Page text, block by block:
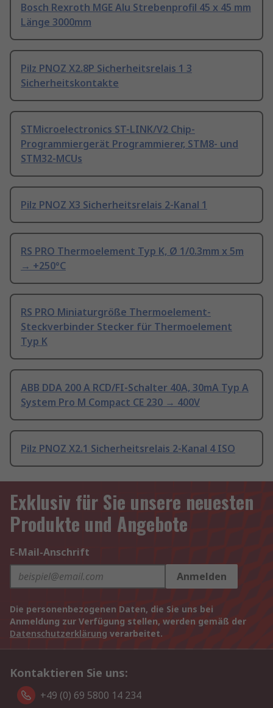
Bosch Rexroth MGE Alu Strebenprofil 45 x 45 mm
Länge 3000mm
Pilz PNOZ X2.8P Sicherheitsrelais 1 3
Sicherheitskontakte
STMicroelectronics ST-LINK/V2 Chip-
Programmiergerät Programmierer, STM8- und
STM32-MCUs
Pilz PNOZ X3 Sicherheitsrelais 2-Kanal 1
RS PRO Thermoelement Typ K, Ø 1/0.3mm x 5m
→ +250°C
RS PRO Miniaturgröße Thermoelement-
Steckverbinder Stecker für Thermoelement
Typ K
ABB DDA 200 A RCD/FI-Schalter 40A, 30mA Typ A
System Pro M Compact CE 230 → 400V
Pilz PNOZ X2.1 Sicherheitsrelais 2-Kanal 4 ISO
Exklusiv für Sie unsere neuesten
Produkte und Angebote
E-Mail-Anschrift
Anmelden
Die personenbezogenen Daten, die Sie uns bei
Anmeldung zur Verfügung stellen, werden gemäß der
Datenschutzerklärung verarbeitet.
Kontaktieren Sie uns:
+49 (0) 69 5800 14 234